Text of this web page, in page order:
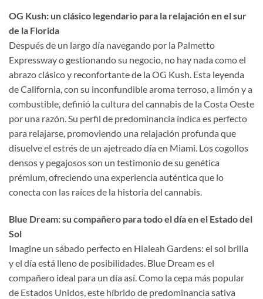
OG Kush: un clásico legendario para la relajación en el sur
de la Florida
Después de un largo día navegando por la Palmetto
Expressway o gestionando su negocio, no hay nada como el
abrazo clásico y reconfortante de la OG Kush. Esta leyenda
de California, con su inconfundible aroma terroso, a limón y a
combustible, definió la cultura del cannabis de la Costa Oeste
por una razón. Su perfil de predominancia índica es perfecto
para relajarse, promoviendo una relajación profunda que
disuelve el estrés de un ajetreado día en Miami. Los cogollos
densos y pegajosos son un testimonio de su genética
prémium, ofreciendo una experiencia auténtica que lo
conecta con las raíces de la historia del cannabis.
Blue Dream: su compañero para todo el día en el Estado del
Sol
Imagine un sábado perfecto en Hialeah Gardens: el sol brilla
y el día está lleno de posibilidades. Blue Dream es el
compañero ideal para un día así. Como la cepa más popular
de Estados Unidos, este híbrido de predominancia sativa